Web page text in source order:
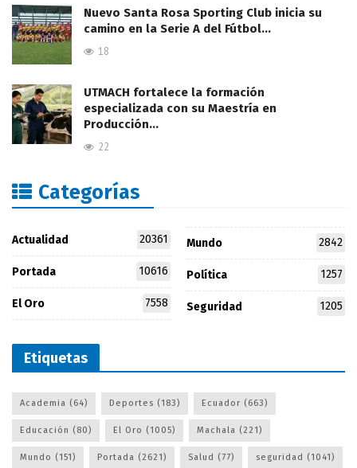
Nuevo Santa Rosa Sporting Club inicia su
camino en la Serie A del Fútbol…
18
UTMACH fortalece la formación
especializada con su Maestría en
Producción…
22
Categorías
Actualidad 20361
Portada 10616
El Oro 7558
Mundo 2842
Política 1257
Seguridad 1205
Etiquetas
Academia (64) Deportes (183) Ecuador (663)
Educación (80) El Oro (1005) Machala (221)
Mundo (151) Portada (2621) Salud (77) seguridad (1041)